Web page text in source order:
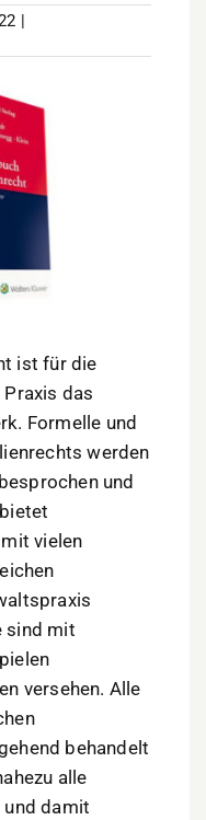
|
ist für die
das
Formelle und
werden
und
vielen
sind mit
versehen. Alle
behandelt
alle
damit